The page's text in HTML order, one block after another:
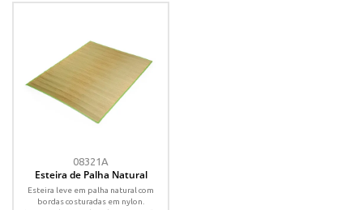
08321A
Esteira de Palha Natural
Esteira leve em palha natural com
bordas costuradas em nylon.